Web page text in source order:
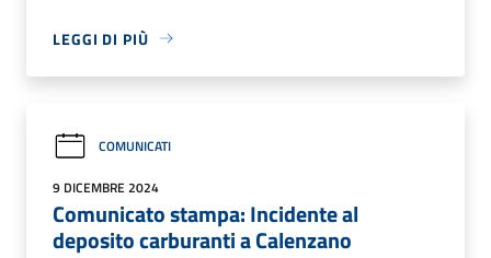
LEGGI DI PIÙ
COMUNICATI
9 DICEMBRE 2024
Comunicato stampa: Incidente al
deposito carburanti a Calenzano